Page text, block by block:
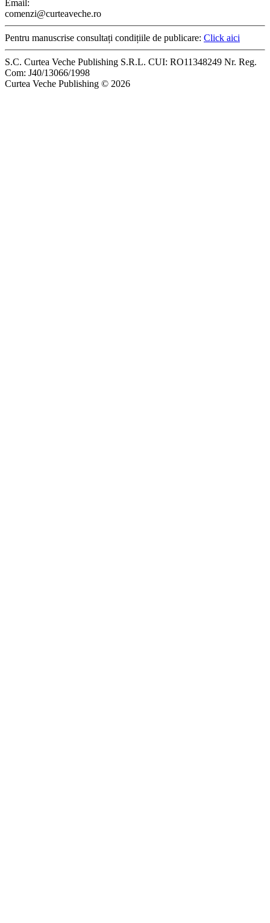
Email:
comenzi@curteaveche.ro
Pentru manuscrise consultați condițiile de publicare: Click aici
S.C. Curtea Veche Publishing S.R.L. CUI: RO11348249 Nr. Reg.
Com: J40/13066/1998
Curtea Veche Publishing © 2026